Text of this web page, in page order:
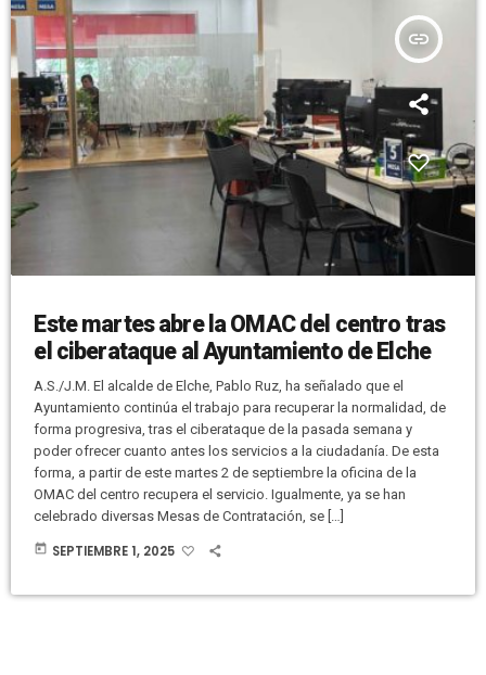
insert_link
Este martes abre la OMAC del centro tras
el ciberataque al Ayuntamiento de Elche
A.S./J.M. El alcalde de Elche, Pablo Ruz, ha señalado que el
Ayuntamiento continúa el trabajo para recuperar la normalidad, de
forma progresiva, tras el ciberataque de la pasada semana y
poder ofrecer cuanto antes los servicios a la ciudadanía. De esta
forma, a partir de este martes 2 de septiembre la oficina de la
OMAC del centro recupera el servicio. Igualmente, ya se han
celebrado diversas Mesas de Contratación, se […]
today SEPTIEMBRE 1, 2025